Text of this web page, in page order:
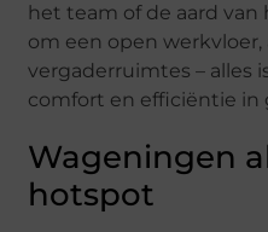
het team of de aard
om een open
vergaderruimtes – alles
comfort en efficiëntie in
Wageningen
hotspot